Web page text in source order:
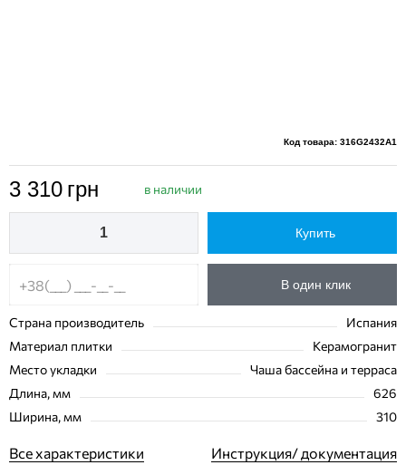
Код товара: 316G2432A1
3 310 грн в наличии
Купить
В один клик
Страна производитель
Испания
Материал плитки
Керамогранит
Место укладки
Чаша бассейна и терраса
Длина, мм
626
Ширина, мм
310
Все характеристики Инструкция/ документация